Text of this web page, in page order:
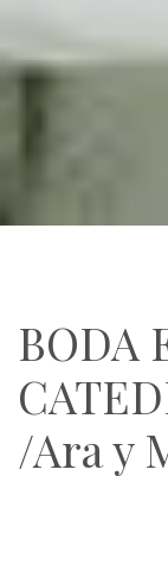
BODA
/Ara y